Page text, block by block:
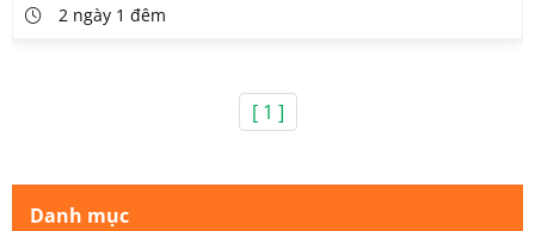
2 ngày 1 đêm
[ 1 ]
Danh mục